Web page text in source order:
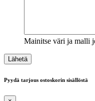
Mainitse väri ja malli
Pyydä tarjous ostoskorin sisällöstä